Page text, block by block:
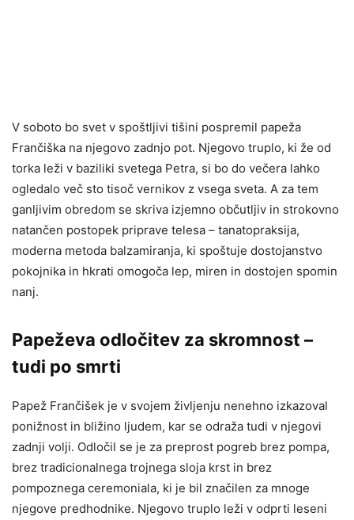
V soboto bo svet v spoštljivi tišini pospremil papeža
Frančiška na njegovo zadnjo pot. Njegovo truplo, ki že od
torka leži v baziliki svetega Petra, si bo do večera lahko
ogledalo več sto tisoč vernikov z vsega sveta. A za tem
ganljivim obredom se skriva izjemno občutljiv in strokovno
natančen postopek priprave telesa – tanatopraksija,
moderna metoda balzamiranja, ki spoštuje dostojanstvo
pokojnika in hkrati omogoča lep, miren in dostojen spomin
nanj.
Papeževa odločitev za skromnost –
tudi po smrti
Papež Frančišek je v svojem življenju nenehno izkazoval
ponižnost in bližino ljudem, kar se odraža tudi v njegovi
zadnji volji. Odločil se je za preprost pogreb brez pompa,
brez tradicionalnega trojnega sloja krst in brez
pompoznega ceremoniala, ki je bil značilen za mnoge
njegove predhodnike. Njegovo truplo leži v odprti leseni